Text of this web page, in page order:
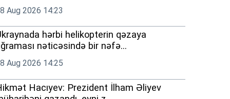
Aug 2026 14:23
hərbi helikopterin qəzaya
nəticəsində bir nəfə...
Aug 2026 14:25
Hacıyev: Prezident İlham Əliyev